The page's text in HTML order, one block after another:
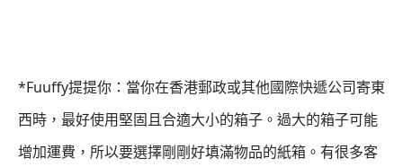
*Fuuffy提提你：當你在香港郵政或其他國際快遞公司寄東
西時，最好使用堅固且合適大小的箱子。過大的箱子可能
增加運費，所以要選擇剛剛好填滿物品的紙箱。有很多客